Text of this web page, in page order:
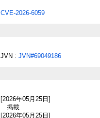
CVE-2026-6059
JVN : JVN#69049186
[2026年05月25日]
掲載
[2026年05月25日]